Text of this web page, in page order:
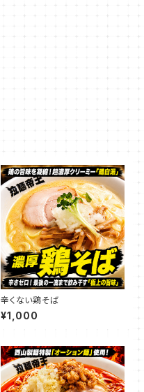
辛くない鶏そば
¥1,000